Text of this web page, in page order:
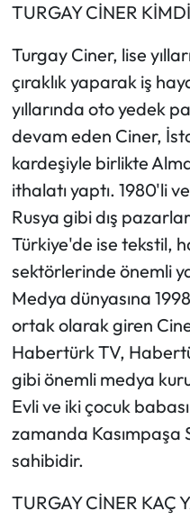
TURGAY CİNER
Turgay Ciner, lise
çıraklık yaparak iş
yıllarında oto yedek
devam eden Ciner,
kardeşiyle birlikte
ithalatı yaptı. 1980'li
Rusya gibi dış
Türkiye'de ise tekstil,
sektörlerinde önemli
Medya dünyasına
ortak olarak giren
Habertürk TV,
gibi önemli medya
Evli ve iki çocuk
zamanda Kasımpaşa
sahibidir.
TURGAY CİNER KAÇ
Sungurlu Haberleri
Turizm
Uğurludağ
Yaşam
Yayla Haber
Yemek Tarifleri
Yerel Haberler